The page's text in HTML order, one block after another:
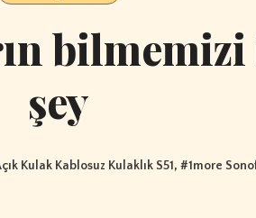
şey
Kulak Kablosuz Kulaklık S51, #1more